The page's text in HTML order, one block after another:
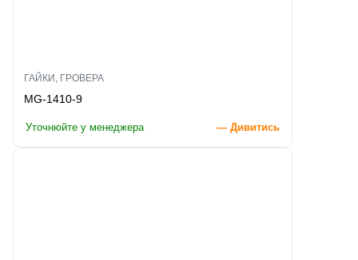
ГАЙКИ, ГРОВЕРА
MG-1410-9
Уточнюйте у менеджера — Дивитись